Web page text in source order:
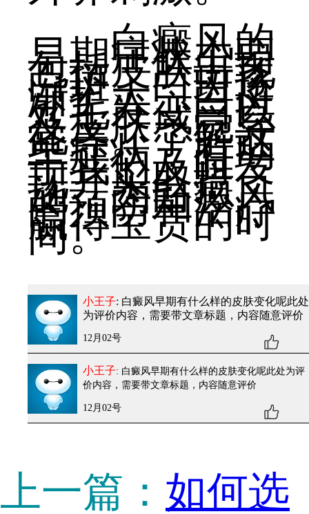
白癜风的
早期症状主要
包括皮肤出现
白斑、白斑逐
渐扩大、白斑
处毛发变白以
及皮肤感觉异
常等。了解这
些症状，有助
于我们及时发
现并采取措
施，为白癜风
的预防和治疗
赢得宝贵的时
间。
小王子: 白癜风早期有什么样的皮肤变化呢此处
为评价内容，需要带文章标题，内容随意评价
12月02号
小王子: 白癜风早期有什么样的皮肤变化呢此处为评
价内容，需要带文章标题，内容随意评价
12月02号
上一篇： 如何选